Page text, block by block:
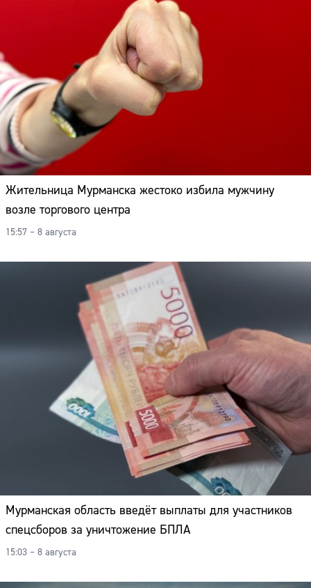
Жительница Мурманска жестоко избила мужчину
возле торгового центра
15:57 – 8 августа
Мурманская область введёт выплаты для участников
спецсборов за уничтожение БПЛА
15:03 – 8 августа